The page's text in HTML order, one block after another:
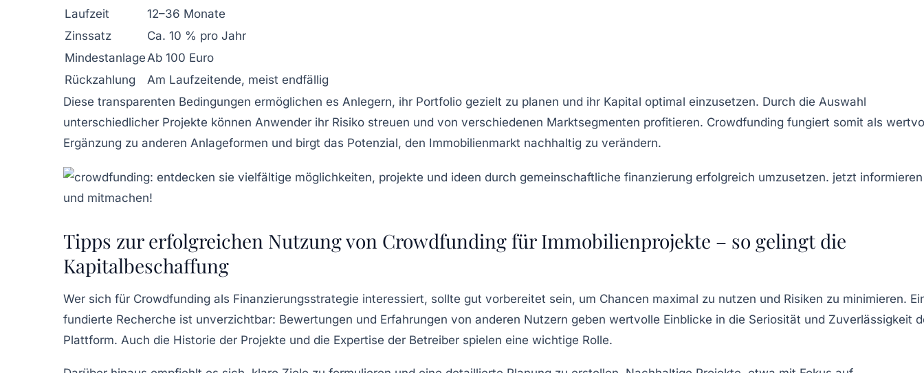
Laufzeit
12–36 Monate
Zinssatz
Ca. 10 % pro Jahr
MindestanlageAb 100 Euro
Rückzahlung
Am Laufzeitende, meist endfällig
Diese transparenten Bedingungen ermöglichen es Anlegern, ihr Portfolio gezielt zu planen und ihr Kapital optimal einzusetzen. Durch die Auswahl
unterschiedlicher Projekte können Anwender ihr Risiko streuen und von verschiedenen Marktsegmenten profitieren. Crowdfunding fungiert somit als
Ergänzung zu anderen Anlageformen und birgt das Potenzial, den Immobilienmarkt nachhaltig zu verändern.
Tipps zur erfolgreichen Nutzung von Crowdfunding für Immobilienprojekte – so gelingt die
Kapitalbeschaffung
Wer sich für Crowdfunding als Finanzierungsstrategie interessiert, sollte gut vorbereitet sein, um Chancen maximal zu nutzen und Risiken zu minimieren.
fundierte Recherche ist unverzichtbar: Bewertungen und Erfahrungen von anderen Nutzern geben wertvolle Einblicke in die Seriosität und Zuverlässigkeit
Plattform. Auch die Historie der Projekte und die Expertise der Betreiber spielen eine wichtige Rolle.